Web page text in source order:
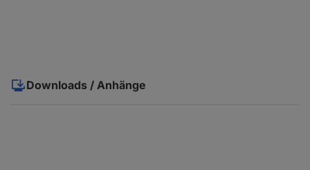
Downloads / Anhänge